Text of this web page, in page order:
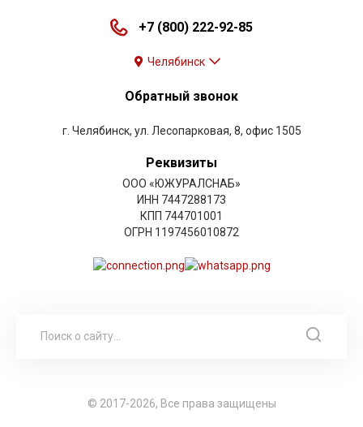
+7 (800) 222-92-85
Челябинск
Обратный звонок
г. Челябинск, ул. Лесопарковая, 8, офис 1505
Реквизиты
ООО «ЮЖУРАЛСНАБ»
ИНН 7447288173
КПП 744701001
ОГРН 1197456010872
© 2017-2026, Все права защищены